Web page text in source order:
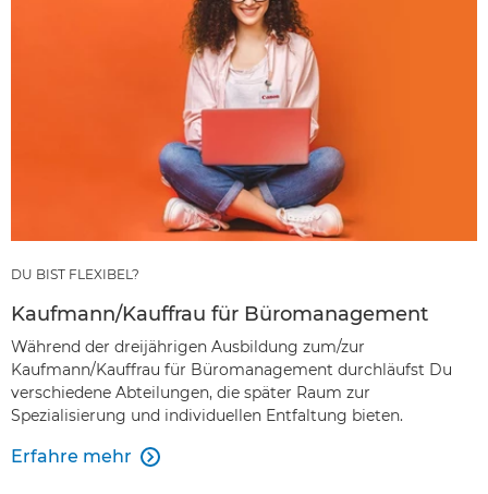
DU BIST FLEXIBEL?
Kaufmann/Kauffrau für Büromanagement
Während der dreijährigen Ausbildung zum/zur
Kaufmann/Kauffrau für Büromanagement durchläufst Du
verschiedene Abteilungen, die später Raum zur
Spezialisierung und individuellen Entfaltung bieten.
Erfahre mehr 